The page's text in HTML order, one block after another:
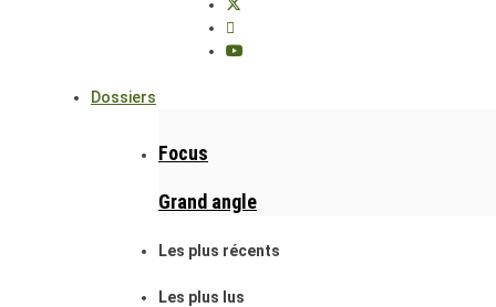
Dossiers
Focus
Grand angle
Les plus récents
Les plus lus